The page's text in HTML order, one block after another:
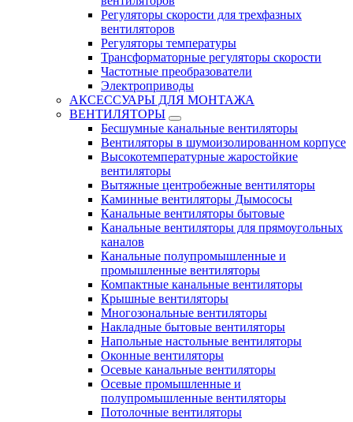
Регуляторы скорости для трехфазных
вентиляторов
Регуляторы температуры
Трансформаторные регуляторы скорости
Частотные преобразователи
Электроприводы
АКСЕССУАРЫ ДЛЯ МОНТАЖА
ВЕНТИЛЯТОРЫ
Бесшумные канальные вентиляторы
Вентиляторы в шумоизолированном корпусе
Высокотемпературные жаростойкие
вентиляторы
Вытяжные центробежные вентиляторы
Каминные вентиляторы Дымососы
Канальные вентиляторы бытовые
Канальные вентиляторы для прямоугольных
каналов
Канальные полупромышленные и
промышленные вентиляторы
Компактные канальные вентиляторы
Крышные вентиляторы
Многозональные вентиляторы
Накладные бытовые вентиляторы
Напольные настольные вентиляторы
Оконные вентиляторы
Осевые канальные вентиляторы
Осевые промышленные и
полупромышленные вентиляторы
Потолочные вентиляторы